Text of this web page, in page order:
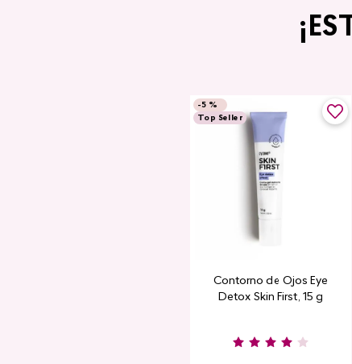
-5 %
Top Seller
Contorno de Ojos Eye
Detox Skin First, 15 g